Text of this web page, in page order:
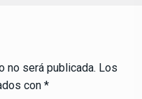
no será publicada. Los
con *